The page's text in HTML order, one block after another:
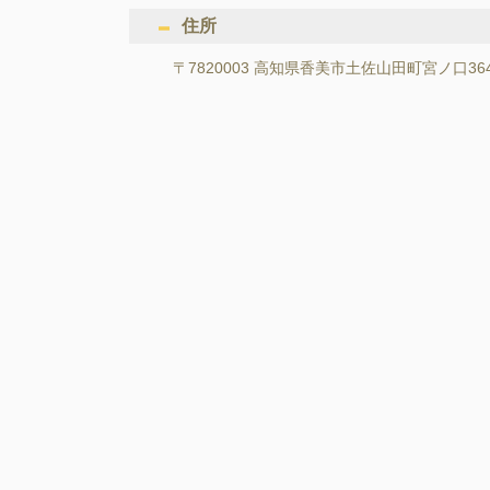
住所
〒7820003 高知県香美市土佐山田町宮ノ口